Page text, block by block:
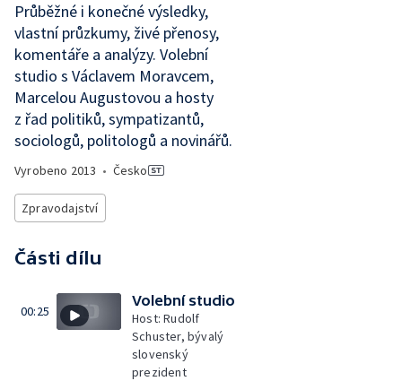
Průběžné i konečné výsledky,
vlastní průzkumy, živé přenosy,
komentáře a analýzy. Volební
studio s Václavem Moravcem,
Marcelou Augustovou a hosty
z řad politiků, sympatizantů,
sociologů, politologů a novinářů.
Vyrobeno 2013 • Česko
Zpravodajství
Části dílu
00:25
Volební studio
Host: Rudolf
Schuster, bývalý
slovenský
prezident